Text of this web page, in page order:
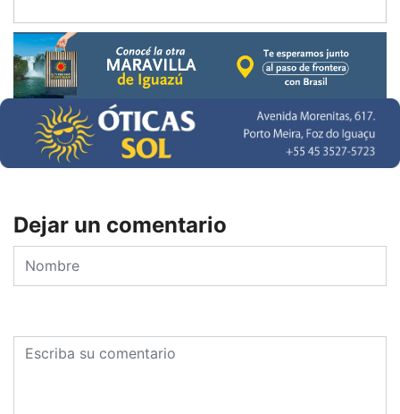
Dejar un comentario